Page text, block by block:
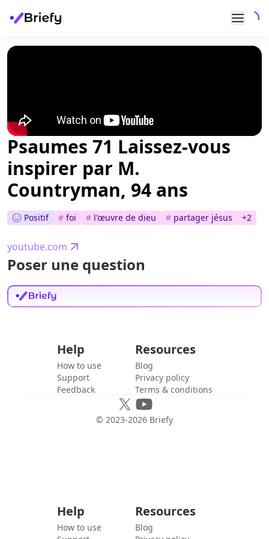
Psaumes 71 Laissez-vous
inspirer par M.
Countryman, 94 ans
Positif # foi # l'œuvre de dieu # partager jésus +2
youtube.com
Poser une question
Help
How to use
Support
Feedback
Resources
Blog
Privacy policy
Terms & conditions
© 2023-2026 Briefy
Help
How to use
Resources
Blog